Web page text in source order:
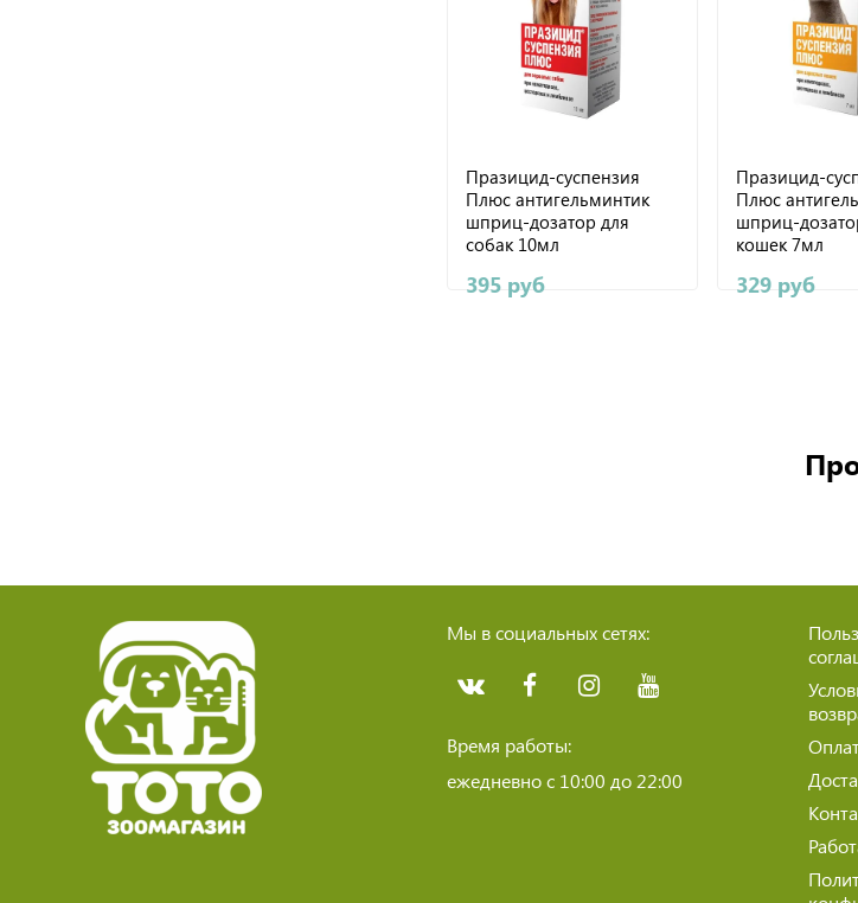
Празицид-суспензия
Плюс антигельминтик
шприц-дозатор для
собак 10мл
395 руб
Празицид-
Плюс
шприц-
кошек 7мл
329 руб
Мы в социальных сетях:
Время работы:
ежедневно с 10:00 до 22:00